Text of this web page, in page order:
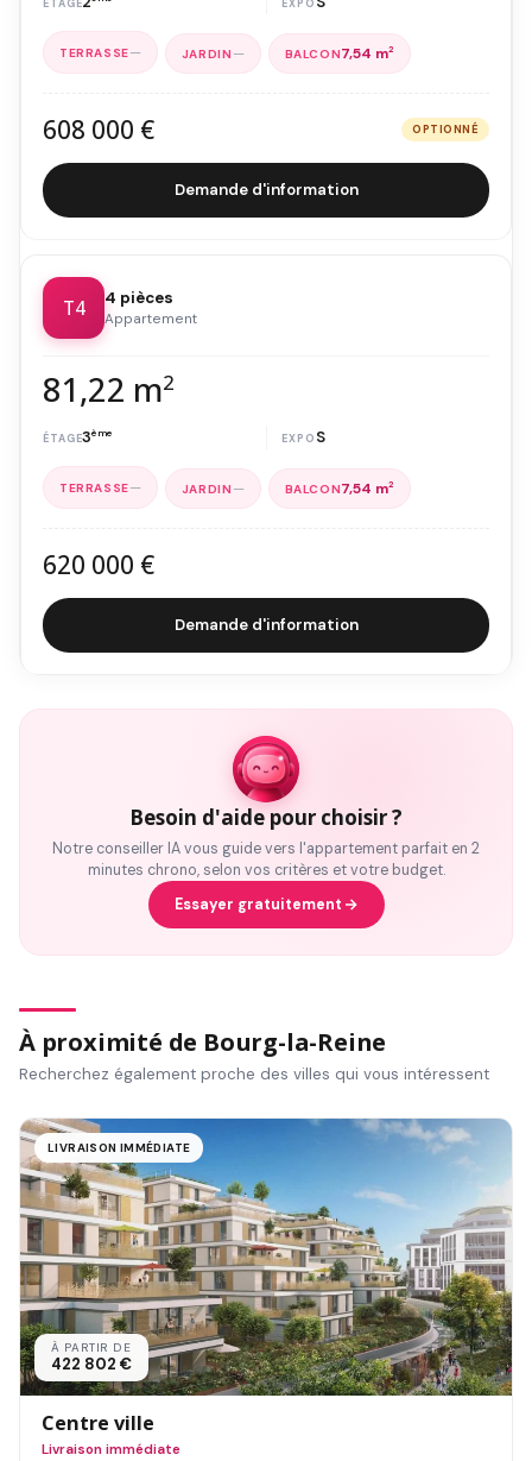
— — 7,54 m2
608 000 € OPTIONNÉ
Demande d'information
T4 4 pièces
Appartement
81,22 m2
3ème S
— — 7,54 m2
620 000 €
Demande d'information
Besoin d'aide pour choisir ?
Notre conseiller IA vous guide vers l'appartement parfait en 2
minutes chrono, selon vos critères et votre budget.
Essayer gratuitement
À proximité de Bourg-la-Reine
Recherchez également proche des villes qui vous intéressent
LIVRAISON IMMÉDIATE
À PARTIR DE
422 802 €
Centre ville
Livraison immédiate